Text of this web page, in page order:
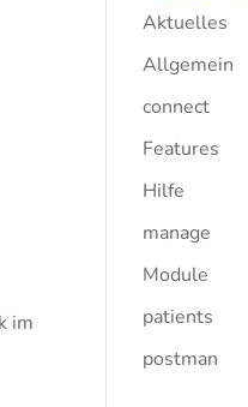
im
Aktuelles
Allgemein
connect
Features
Hilfe
manage
Module
patients
postman